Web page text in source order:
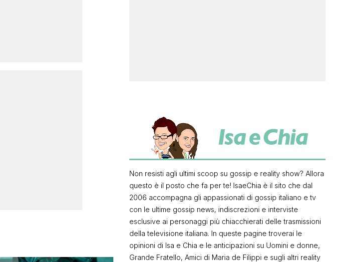
Non resisti agli ultimi scoop su gossip e reality show? Allora
questo è il posto che fa per te! IsaeChia è il sito che dal
2006 accompagna gli appassionati di gossip italiano e tv
con le ultime gossip news, indiscrezioni e interviste
esclusive ai personaggi più chiacchierati delle trasmissioni
della televisione italiana. In queste pagine troverai le
opinioni di Isa e Chia e le anticipazioni su Uomini e donne,
Grande Fratello, Amici di Maria de Filippi e sugli altri reality